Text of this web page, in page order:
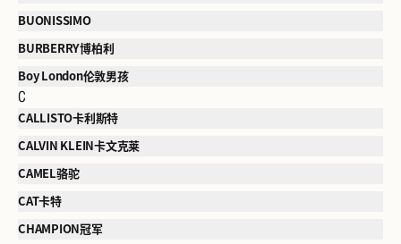
BUONISSIMO
BURBERRY博柏利
Boy London伦敦男孩
C
CALLISTO卡利斯特
CALVIN KLEIN卡文克莱
CAMEL骆驼
CAT卡特
CHAMPION冠军